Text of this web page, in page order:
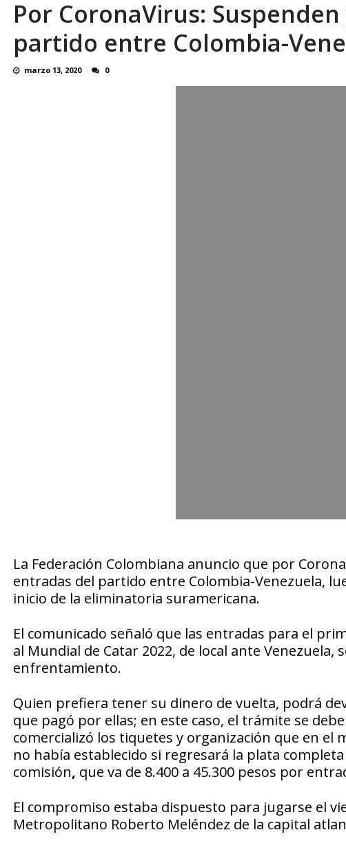
En 8 meses «876 horas de apagones» El
Por CoronaVirus:
partido entre Colombia-
marzo 13, 2020 0
La Federación Colombiana anuncio que por
entradas del partido entre Colombia-Venezuela,
inicio de la eliminatoria suramericana.
El comunicado señaló que las entradas para el
al Mundial de Catar 2022, de local ante
enfrentamiento.
Quien prefiera tener su dinero de vuelta, podrá
que pagó por ellas; en este caso, el trámite se
comercializó los tiquetes y organización que en el
no había establecido si regresará la plata
comisión, que va de 8.400 a 45.300 pesos por
El compromiso estaba dispuesto para jugarse el
Metropolitano Roberto Meléndez de la capital